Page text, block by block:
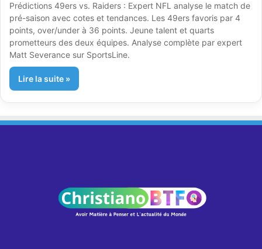
Prédictions 49ers vs. Raiders : Expert NFL analyse le match de
pré-saison avec cotes et tendances. Les 49ers favoris par 4
points, over/under à 36 points. Jeune talent et quarts
prometteurs des deux équipes. Analyse complète par expert
Matt Severance sur SportsLine.
Lire la suite »